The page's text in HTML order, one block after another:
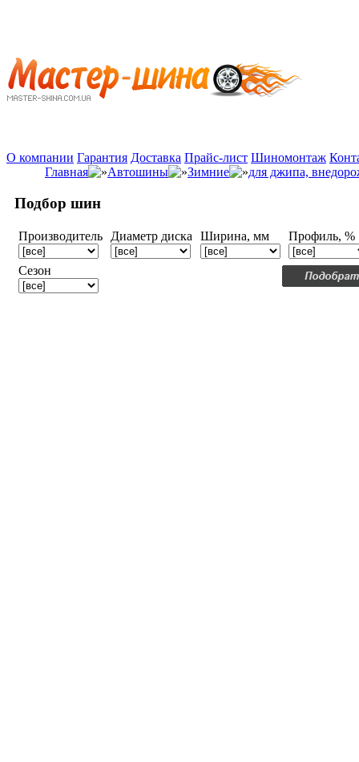
О компании Гарантия Доставка Прайс-лист Шиномонтаж
Главная
Автошины Зимние для джипа,
Подбор шин
Производитель Диаметр диска Ширина, мм Профиль, %
Сезон